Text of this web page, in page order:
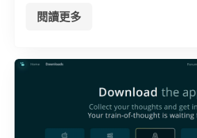
閱讀更多